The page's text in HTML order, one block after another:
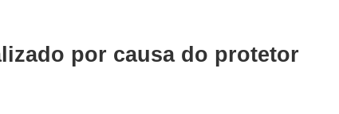
por causa do protetor